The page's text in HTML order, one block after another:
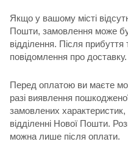
Якщо у вашому місті
Пошти, замовлення може
відділення. Після
повідомлення про доставку.
Перед оплатою ви маєте
разі виявлення
замовлених
відділенні Нової Пошти.
можна лише після оплати.